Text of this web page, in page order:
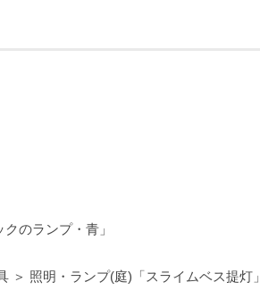
のランプ・青」
＞ 照明・ランプ(庭)「スライムベス提灯」